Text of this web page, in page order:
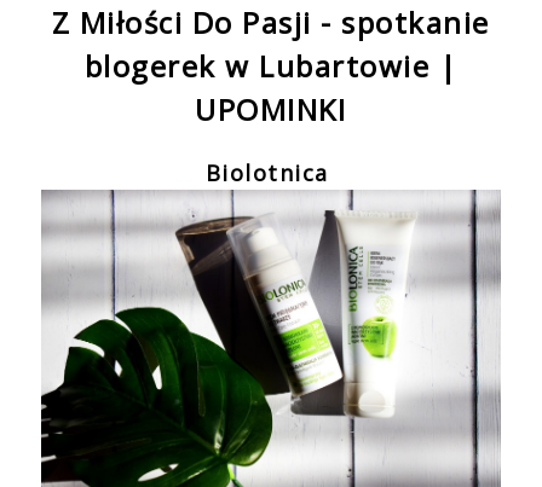
Z Miłości Do Pasji - spotkanie
blogerek w Lubartowie |
UPOMINKI
Biolotnica